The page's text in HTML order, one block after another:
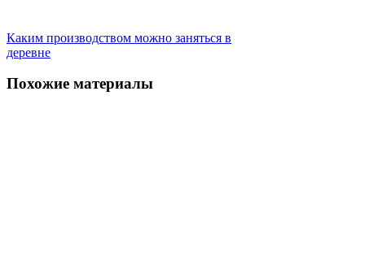
Каким производством можно заняться в
деревне
Похожие материалы